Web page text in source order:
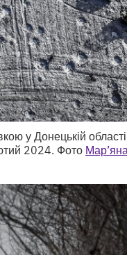
у Донецькій
2024. Фото